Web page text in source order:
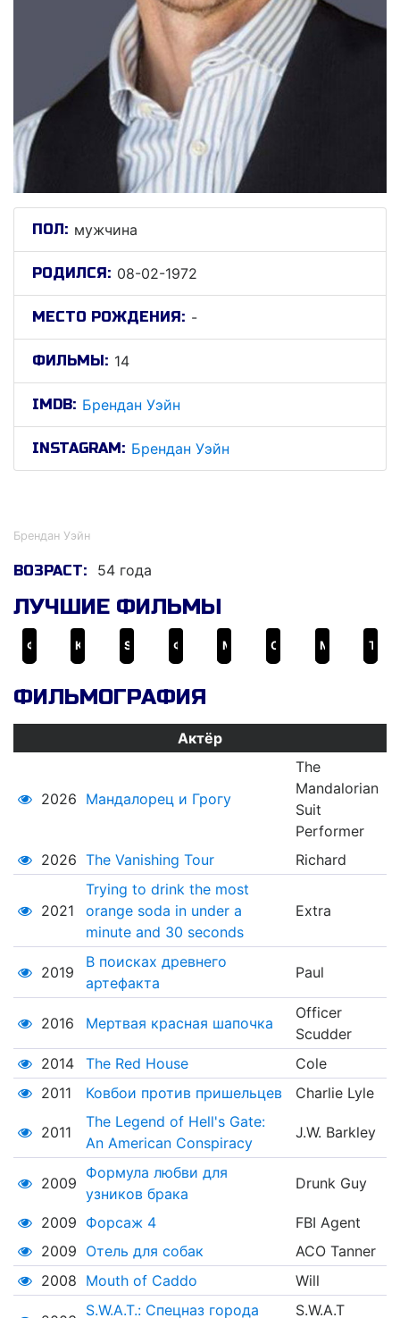
ПОЛ: мужчина
РОДИЛСЯ: 08-02-1972
МЕСТО РОЖДЕНИЯ: -
ФИЛЬМЫ: 14
IMDB: Брендан Уэйн
INSTAGRAM: Брендан Уэйн
Брендан Уэйн
ВОЗРАСТ: 54 года
ЛУЧШИЕ ФИЛЬМЫ
ФИЛЬМОГРАФИЯ
Актёр
2026 Мандалорец и Грогу
The
Mandalorian
Suit
Performer
2026 The Vanishing Tour Richard
2021
Trying to drink the most
orange soda in under a
minute and 30 seconds
Extra
2019
В поисках древнего
артефакта
Paul
2016 Мертвая красная шапочка
Officer
Scudder
2014
The Red House
Cole
2011
Ковбои против пришельцев Charlie Lyle
2011
The Legend of Hell's Gate:
An American Conspiracy
J.W. Barkley
2009
Формула любви для
узников брака
Drunk Guy
2009 Форсаж 4
FBI Agent
2009 Отель для собак
ACO Tanner
2008 Mouth of Caddo Will
S.W.A.T.: Спецназ города S.W.A.T